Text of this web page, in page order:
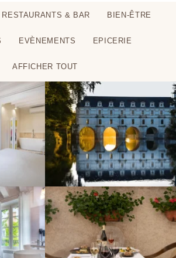
RESTAURANTS & BAR BIEN-ÊTRE
EVÈNEMENTS EPICERIE
AFFICHER TOUT